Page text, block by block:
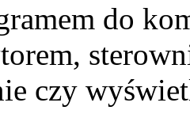
do
czy